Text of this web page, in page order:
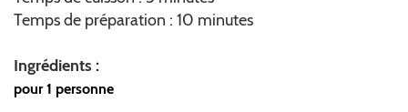
Temps de préparation : 10 minutes
Ingrédients :
pour 1 personne